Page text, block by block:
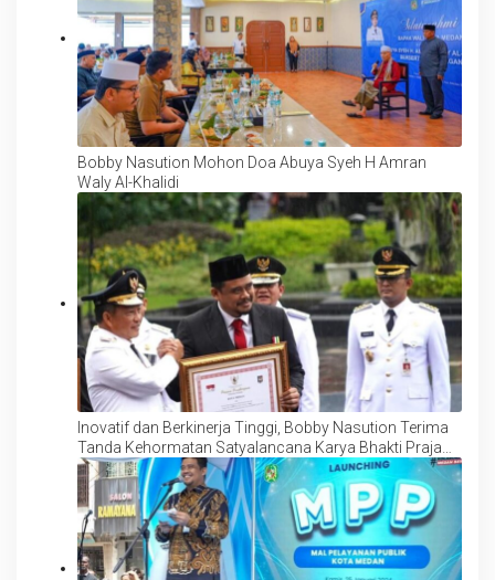
Bobby Nasution Mohon Doa Abuya Syeh H Amran
Waly Al-Khalidi
Inovatif dan Berkinerja Tinggi, Bobby Nasution Terima
Tanda Kehormatan Satyalancana Karya Bhakti Praja
Nugraha dan Penghargaan Prestasi Penyelenggaraan
Pemerintahan Daerah